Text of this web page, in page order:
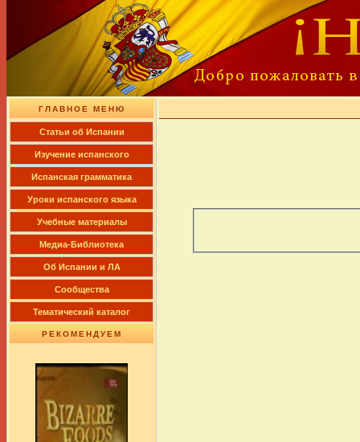
ГЛАВНОЕ МЕНЮ
Cтатьи об Испании
Изучение испанского
Испанская грамматика
Уроки испанского языка
Учебные материалы
Медиа-Библиотека
Об Испании и ЛА
Сообщества
Тематический каталог
РЕКОМЕНДУЕМ